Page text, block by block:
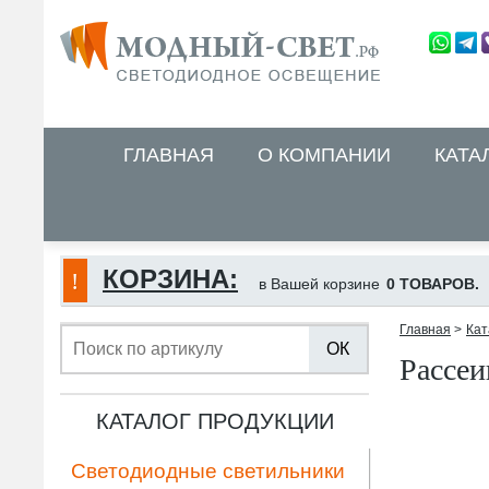
ГЛАВНАЯ О КОМПАНИИ
КОРЗИНА: в Вашей корзине 0 ТОВАРОВ.
ОК
КАТАЛОГ ПРОДУКЦИИ
Светодиодные светильники
Главная >